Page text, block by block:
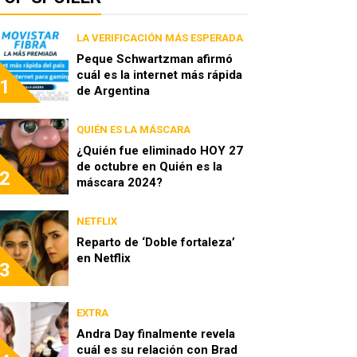
1
LA VERIFICACIÓN MÁS ESPERADA
Peque Schwartzman afirmó
cuál es la internet más rápida
de Argentina
2
QUIÉN ES LA MÁSCARA
¿Quién fue eliminado HOY 27
de octubre en Quién es la
máscara 2024?
3
NETFLIX
Reparto de ‘Doble fortaleza’
en Netflix
EXTRA
Andra Day finalmente revela
cuál es su relación con Brad